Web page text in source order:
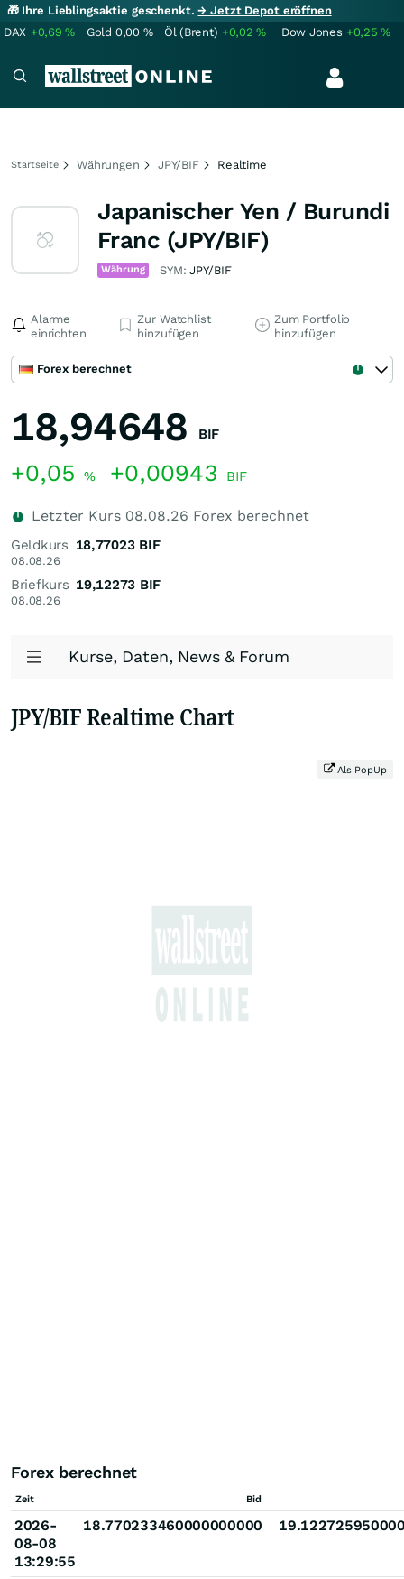
🎁 Ihre Lieblingsaktie geschenkt.→ Jetzt Depot eröffnen
DAX +0,69% Gold 0,00 % Öl (Brent) +0,02% Dow Jones +0,25%
Startseite Währungen JPY/BIF Realtime
Japanischer Yen / Burundi
Franc (JPY/BIF)
Währung SYM:JPY/BIF
Alarme
einrichten
Zur Watchlist
hinzufügen
Zum Portfolio
hinzufügen
Forex berechnet
18,94648 BIF
+0,05 % +0,00943 BIF
Letzter Kurs 08.08.26 Forex berechnet
Geldkurs
08.08.26
18,77023 BIF
Briefkurs
08.08.26
19,12273 BIF
Kurse, Daten, News & Forum
JPY/BIF Realtime Chart
Als PopUp
Forex berechnet
Zeit Bid
2026-
08-08
13:29:55
18.770233460000000000